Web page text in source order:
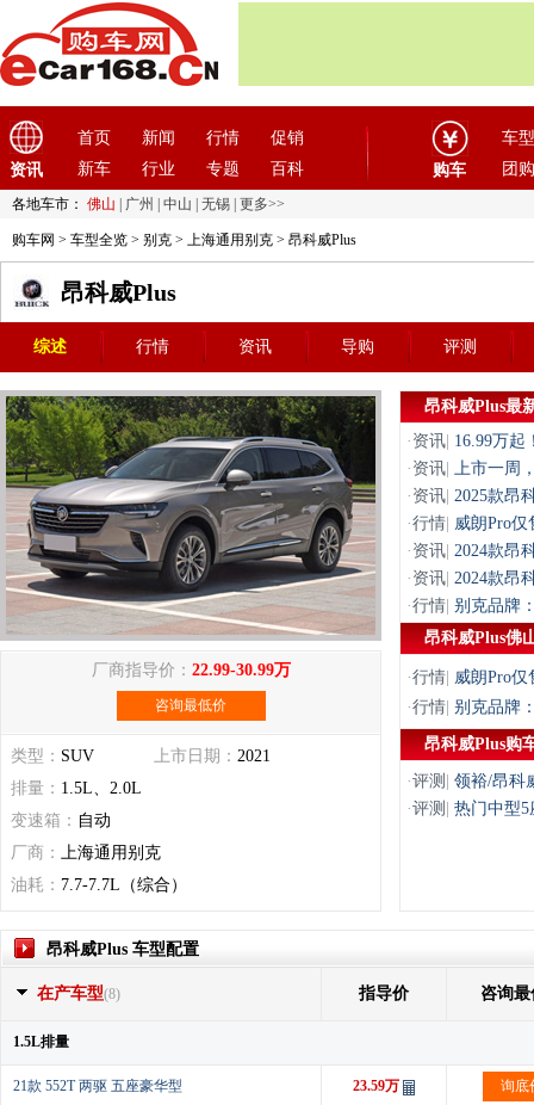
资讯
首页 新闻 行情
促销
新车
行业 专题 百科 购车
车型
团购
各地车市： 佛山 广州 中山 无锡 更多>>
购车网 > 车型全览 > 别克 > 上海通用别克 > 昂科威Plus
昂科威Plus
综述 行情 资讯 导购 评测
厂商指导价： 22.99-30.99万
咨询最低价
类型： SUV 上市日期： 2021
排量： 1.5L、2.0L
变速箱： 自动
厂商： 上海通用别克
油耗： 7.7-7.7L（综合）
昂科威Plus最
· 资讯 16.99万起
· 资讯 上市一周
· 资讯 2025款昂
·行情 威朗Pro仅
· 资讯 2024款昂
· 资讯 2024款昂
·行情 别克品牌
昂科威Plus佛
·行情 威朗Pro仅
·行情 别克品牌
昂科威Plus购
·评测
领裕/昂科
·评测 热门中型5
昂科威Plus 车型配置
在产车型(8) 指导价 咨询最
1.5L排量
21款 552T 两驱 五座豪华型 23.59万 询底